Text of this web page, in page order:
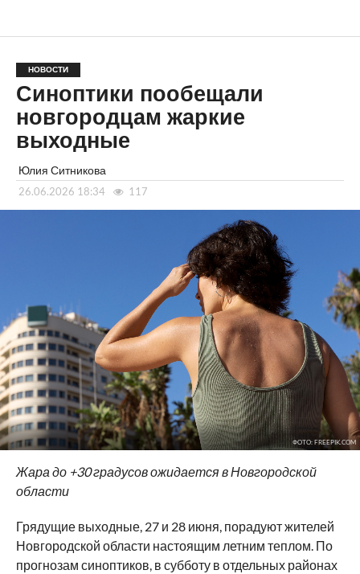
НОВОСТИ
Синоптики пообещали
новгородцам жаркие
выходные
Юлия Ситникова
26.06.2026 18:34 117
ФОТО: FREEPIK.COM
Жара до +30 градусов ожидается в Новгородской
области
Грядущие выходные, 27 и 28 июня, порадуют жителей
Новгородской области настоящим летним теплом. По
прогнозам синоптиков, в субботу в отдельных районах